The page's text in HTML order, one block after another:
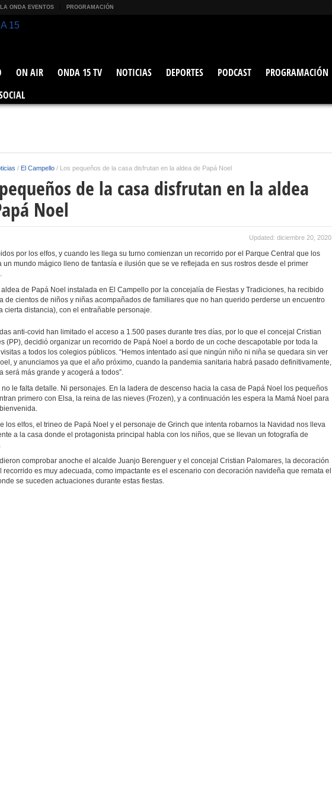
LA ONDA EVENTOS PROGRAMACIÓN
ON AIR ONDA 15 TV NOTICIAS DEPORTES PODCAST PROGRAMACIÓN
/ El Campello / Los pequeños de la casa disfrutan en la aldea de Papá Noel
de la casa disfrutan en la aldea
Noel
Updated: diciembre 20, 2020
por los elfos, y cuando les llega su turno comienzan un recorrido por el Parque Central que los
un mundo mágico lleno de fantasía e ilusión que se ve reflejada en sus rostros desde el primer
de Papá Noel instalada en El Campello por la concejalía de Fiestas y Tradiciones, ha recibido
de cientos de niños y niñas acompañados de familiares que no han querido perderse un encuentro
cierta distancia), con el entrañable personaje.
anti-covid han limitado el acceso a 1.500 pases durante tres días, por lo que el concejal Cristian
(PP), decidió organizar un recorrido de Papá Noel a bordo de un coche descapotable por toda la
a todos los colegios públicos. “Hemos intentado así que ningún niño ni niña se quedara sin ver
y anunciamos ya que el año próximo, cuando la pandemia sanitaria habrá pasado definitivamente,
será más grande y acogerá a todos”.
no le falta detalle. Ni personajes. En la ladera de descenso hacia la casa de Papá Noel los pequeños
primero con Elsa, la reina de las nieves (Frozen), y a continuación les espera la Mamá Noel para
los elfos, el trineo de Papá Noel y el personaje de Grinch que intenta robarnos la Navidad nos lleva
a la casa donde el protagonista principal habla con los niños, que se llevan un fotografía de
comprobar anoche el alcalde Juanjo Berenguer y el concejal Cristian Palomares, la decoración
recorrido es muy adecuada, como impactante es el escenario con decoración navideña que remata el
se suceden actuaciones durante estas fiestas.